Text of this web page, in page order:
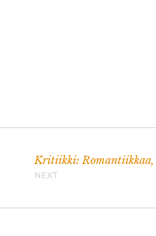
Kritiikki: Romantiikkaa,
NEXT